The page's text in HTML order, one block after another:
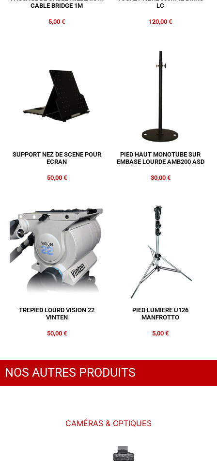
CABLE BRIDGE 1M
5,00 €
LC
120,00 €
SUPPORT NEZ DE SCENE POUR
ECRAN
50,00 €
PIED HAUT MONOTUBE SUR
EMBASE LOURDE AMB200 ASD
30,00 €
TREPIED LOURD VISION 22
VINTEN
50,00 €
PIED LUMIERE U126
MANFROTTO
5,00 €
NOS AUTRES PRODUITS
CAMÉRAS & OPTIQUES